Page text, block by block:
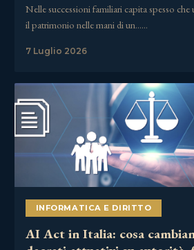
Nelle successioni familiari capita spesso
il patrimonio nelle mani di un……
7 Luglio 2026
INFORMATICA E DIRITTO
AI Act in Italia: cosa